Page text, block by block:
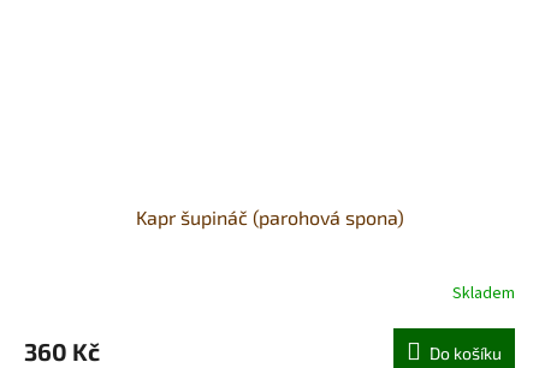
Kapr šupináč (parohová spona)
Skladem
360 Kč Do košíku